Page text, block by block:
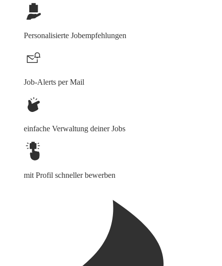
Personalisierte Jobempfehlungen
Job-Alerts per Mail
einfache Verwaltung deiner Jobs
mit Profil schneller bewerben